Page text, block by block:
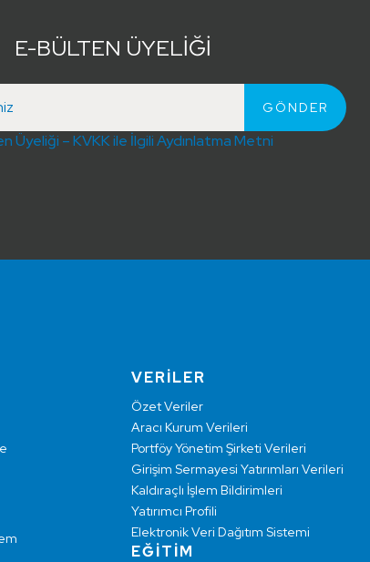
E-BÜLTEN ÜYELİĞİ
Üyeliği – KVKK ile İlgili Aydınlatma Metni
VERİLER
Özet Veriler
Aracı Kurum Verileri
Portföy Yönetim Şirketi Verileri
Girişim Sermayesi Yatırımları Verileri
Kaldıraçlı İşlem Bildirimleri
Yatırımcı Profili
Elektronik Veri Dağıtım Sistemi
EĞİTİM